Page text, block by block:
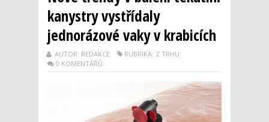
kanystry vystřídaly
jednorázové vaky v krabicích
AUTOR: REDAKCE
RUBRIKA: Z TRHU
0 KOMENTÁŘŮ